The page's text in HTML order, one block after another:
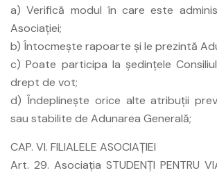
a) Verifică modul în care este
Asociaţiei;
b) Întocmeşte rapoarte şi le prezintă
c) Poate participa la şedinţele
drept de vot;
d) Îndeplineşte orice alte atribuţii
sau stabilite de Adunarea Generală;
CAP. VI. FILIALELE ASOCIAŢIEI
Art. 29. Asociaţia STUDENŢI PENTRU